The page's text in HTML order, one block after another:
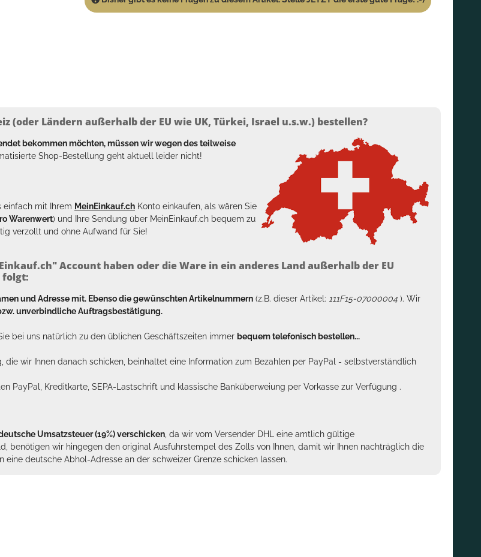
(oder Ländern außerhalb der EU wie UK, Türkei, Israel u.s.w.) bestellen?
bekommen möchten, müssen wir wegen des teilweise
Shop-Bestellung geht aktuell leider nicht!
einfach mit Ihrem MeinEinkauf.ch Konto einkaufen, als wären Sie
Warenwert) und Ihre Sendung über MeinEinkauf.ch bequem zu
verzollt und ohne Aufwand für Sie!
Account haben oder die Ware in ein anderes Land außerhalb der EU
folgt:
und Adresse mit. Ebenso die gewünschten Artikelnummern (z.B. dieser Artikel: 111F15-07000004 ). Wir
unverbindliche Auftragsbestätigung.
Sie bei uns natürlich zu den üblichen Geschäftszeiten immer bequem telefonisch bestellen...
wir Ihnen danach schicken, beinhaltet eine Information zum Bezahlen per PayPal - selbstverständlich
PayPal, Kreditkarte, SEPA-Lastschrift und klassische Banküberweiung per Vorkasse zur Verfügung .
Umsatzsteuer (19%) verschicken , da wir vom Versender DHL eine amtlich gültige
benötigen wir hingegen den original Ausfuhrstempel des Zolls von Ihnen, damit wir Ihnen nachträglich die
deutsche Abhol-Adresse an der schweizer Grenze schicken lassen.